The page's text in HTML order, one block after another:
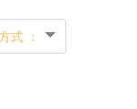
式 ：